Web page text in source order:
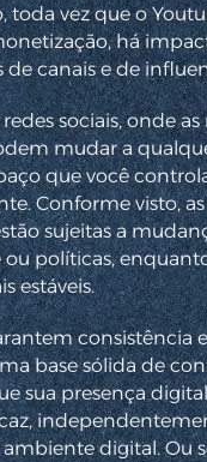
toda vez que o
há
canais e de
sociais, onde as
mudar a
que você
Conforme visto,
sujeitas a
políticas,
estáveis.
consistência
base sólida de
sua presença
digital. Ou